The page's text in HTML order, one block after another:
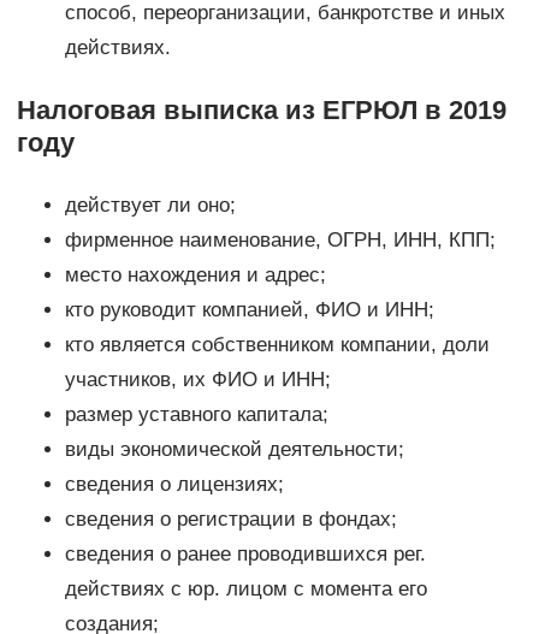
способ, переорганизации, банкротстве и иных
действиях.
Налоговая выписка из ЕГРЮЛ в 2019
году
действует ли оно;
фирменное наименование, ОГРН, ИНН, КПП;
место нахождения и адрес;
кто руководит компанией, ФИО и ИНН;
кто является собственником компании, доли
участников, их ФИО и ИНН;
размер уставного капитала;
виды экономической деятельности;
сведения о лицензиях;
сведения о регистрации в фондах;
сведения о ранее проводившихся рег.
действиях с юр. лицом с момента его
создания;